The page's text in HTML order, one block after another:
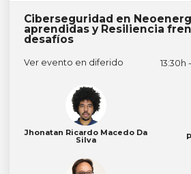
Ciberseguridad en
aprendidas y Resiliencia
desafíos
Ver evento en diferido 13:30h
Jhonatan Ricardo Macedo Da
Silva